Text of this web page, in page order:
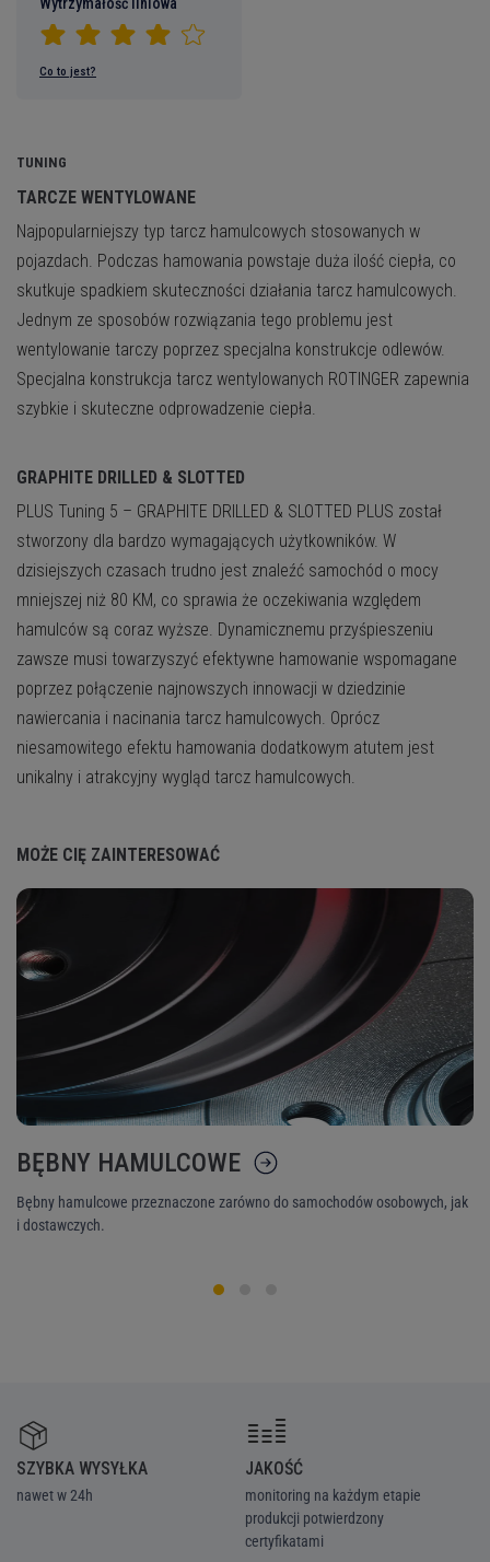
Co to jest?
TUNING
TARCZE WENTYLOWANE
Najpopularniejszy typ tarcz hamulcowych stosowanych w
pojazdach. Podczas hamowania powstaje duża ilość ciepła, co
skutkuje spadkiem skuteczności działania tarcz hamulcowych.
Jednym ze sposobów rozwiązania tego problemu jest
wentylowanie tarczy poprzez specjalna konstrukcje odlewów.
Specjalna konstrukcja tarcz wentylowanych ROTINGER zapewnia
szybkie i skuteczne odprowadzenie ciepła.
GRAPHITE DRILLED & SLOTTED
PLUS Tuning 5 – GRAPHITE DRILLED & SLOTTED PLUS został
stworzony dla bardzo wymagających użytkowników. W
dzisiejszych czasach trudno jest znaleźć samochód o mocy
mniejszej niż 80 KM, co sprawia że oczekiwania względem
hamulców są coraz wyższe. Dynamicznemu przyśpieszeniu
zawsze musi towarzyszyć efektywne hamowanie wspomagane
poprzez połączenie najnowszych innowacji w dziedzinie
nawiercania i nacinania tarcz hamulcowych. Oprócz
niesamowitego efektu hamowania dodatkowym atutem jest
unikalny i atrakcyjny wygląd tarcz hamulcowych.
MOŻE CIĘ ZAINTERESOWAĆ
BĘBNY HAMULCOWE
Bębny hamulcowe przeznaczone zarówno do samochodów osobowych, jak
i dostawczych.
SZYBKA WYSYŁKA
nawet w 24h
JAKOŚĆ
monitoring na każdym etapie
produkcji potwierdzony
certyfikatami